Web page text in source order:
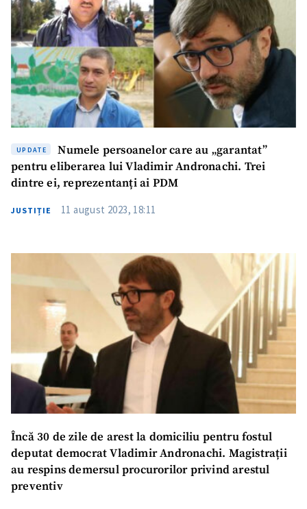
Trimite o informație
in English
UPDATE
Numele persoanelor care au „garantat”
pentru eliberarea lui Vladimir Andronachi. Trei
dintre ei, reprezentanți ai PDM
JUSTIȚIE 11 august 2023, 18:11
Încă 30 de zile de arest la domiciliu pentru fostul
deputat democrat Vladimir Andronachi. Magistrații
au respins demersul procurorilor privind arestul
preventiv